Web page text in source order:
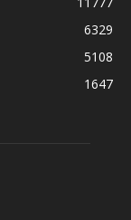
6329
5108
1647